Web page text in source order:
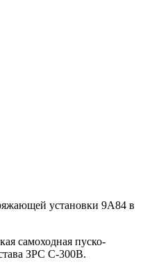
установки 9А84 в
самоходная пуско-
ЗРС С-300В.